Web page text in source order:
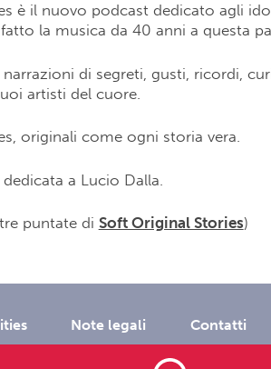
è il nuovo podcast dedicato agli
la musica da 40 anni a questa
di segreti, gusti, ricordi,
artisti del cuore.
originali come ogni storia vera.
a Lucio Dalla.
puntate di Soft Original Stories)
Note legali Contatti